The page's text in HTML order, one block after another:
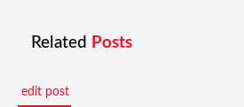
Related Posts
edit post